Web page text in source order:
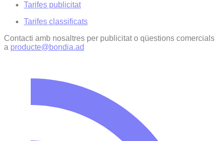
Tarifes publicitat
Tarifes classificats
Contacti amb nosaltres per publicitat o qüestions comercials
a producte@bondia.ad